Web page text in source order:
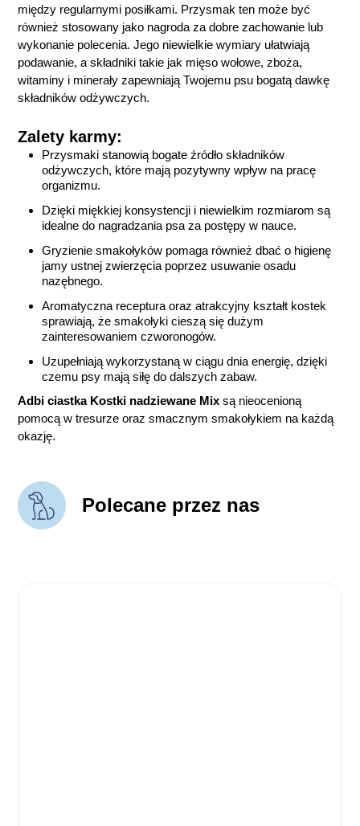
między regularnymi posiłkami. Przysmak ten może być
również stosowany jako nagroda za dobre zachowanie lub
wykonanie polecenia. Jego niewielkie wymiary ułatwiają
podawanie, a składniki takie jak mięso wołowe, zboża,
witaminy i minerały zapewniają Twojemu psu bogatą dawkę
składników odżywczych.
Zalety karmy:
Przysmaki stanowią bogate źródło składników
odżywczych, które mają pozytywny wpływ na pracę
organizmu.
Dzięki miękkiej konsystencji i niewielkim rozmiarom są
idealne do nagradzania psa za postępy w nauce.
Gryzienie smakołyków pomaga również dbać o higienę
jamy ustnej zwierzęcia poprzez usuwanie osadu
nazębnego.
Aromatyczna receptura oraz atrakcyjny kształt kostek
sprawiają, że smakołyki cieszą się dużym
zainteresowaniem czworonogów.
Uzupełniają wykorzystaną w ciągu dnia energię, dzięki
czemu psy mają siłę do dalszych zabaw.
Adbi ciastka Kostki nadziewane Mix są nieocenioną
pomocą w tresurze oraz smacznym smakołykiem na każdą
okazję.
Polecane przez nas